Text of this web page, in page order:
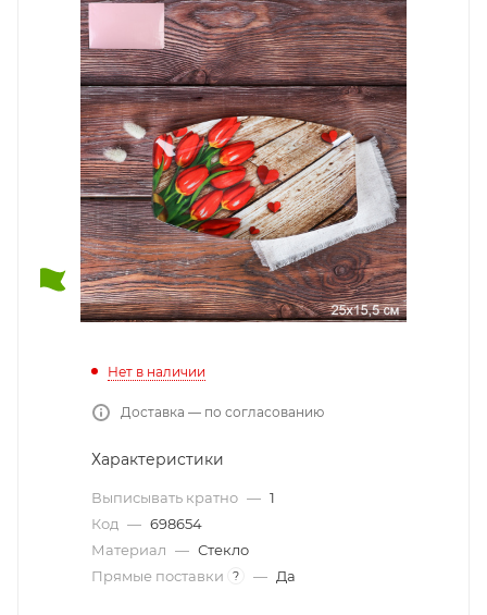
Нет в наличии
Доставка — по согласованию
Характеристики
Выписывать кратно — 1
Код — 698654
Материал — Стекло
Прямые поставки
? — Да